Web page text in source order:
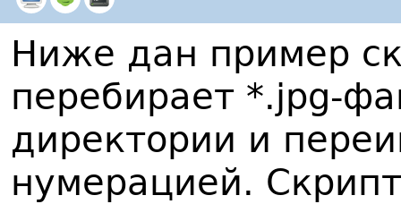
Ниже дан пример
перебирает *.jpg-
директории и
нумерацией.